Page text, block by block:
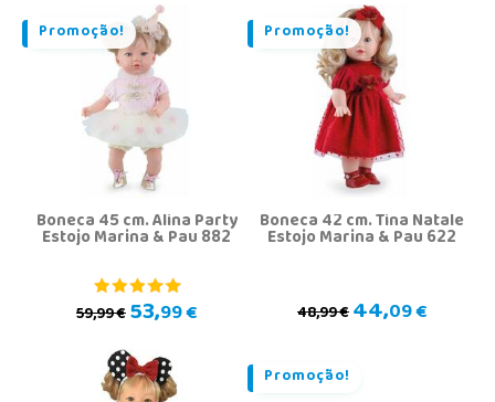
Promoção!
Boneca 45 cm. Alina Party
Estojo Marina & Pau 882
59,99 €53,99 €
Promoção!
Boneca 42 cm. Tina Natale
Estojo Marina & Pau 622
48,99 €44,09 €
Promoção!